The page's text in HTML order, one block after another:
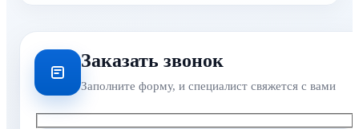
Заказать звонок
Заполните форму, и специалист свяжется с вами